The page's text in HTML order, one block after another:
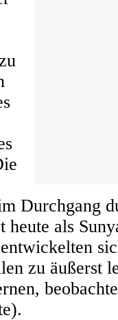
Durchgang
heute als
zu äußerst